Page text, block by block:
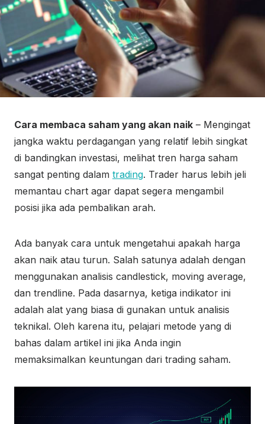
Cara membaca saham yang akan naik – Mengingat
jangka waktu perdagangan yang relatif lebih singkat
di bandingkan investasi, melihat tren harga saham
sangat penting dalam trading. Trader harus lebih jeli
memantau chart agar dapat segera mengambil
posisi jika ada pembalikan arah.
Ada banyak cara untuk mengetahui apakah harga
akan naik atau turun. Salah satunya adalah dengan
menggunakan analisis candlestick, moving average,
dan trendline. Pada dasarnya, ketiga indikator ini
adalah alat yang biasa di gunakan untuk analisis
teknikal. Oleh karena itu, pelajari metode yang di
bahas dalam artikel ini jika Anda ingin
memaksimalkan keuntungan dari trading saham.